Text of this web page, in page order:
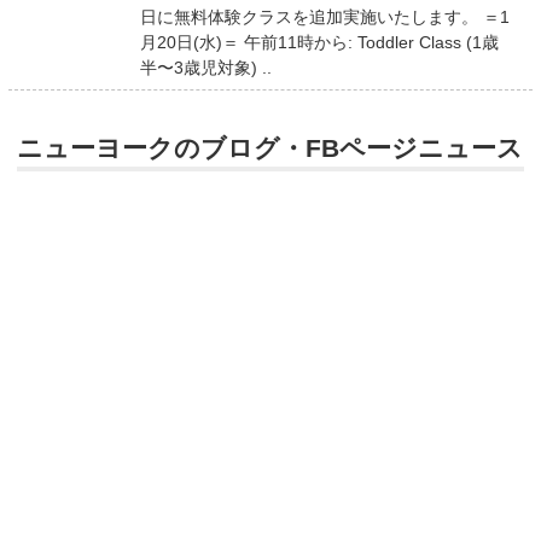
日に無料体験クラスを追加実施いたします。 ＝1
月20日(水)＝ 午前11時から: Toddler Class (1歳
半〜3歳児対象) ..
ニューヨークのブログ・FBページニュース